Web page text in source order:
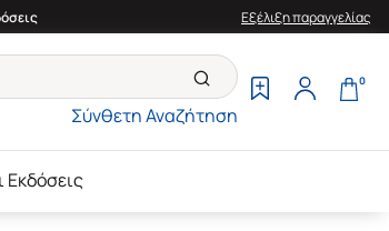
Εξέλιξη παραγγελίας
Σύνθετη Αναζήτηση
0
Εκδόσεις